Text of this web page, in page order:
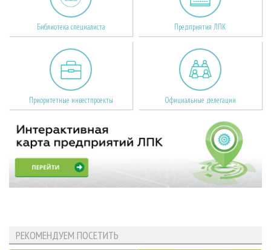
Библиотека специалиста Предприятия ЛПК
Приоритетные инвестпроекты Официальные делегации
РЕКОМЕНДУЕМ ПОСЕТИТЬ